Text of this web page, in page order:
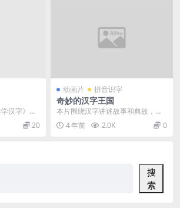
汉字》是
画有限公
20
动画片 拼音识字
奇妙的汉字王国
本片围绕汉字讲述故事和典故，介
绍其起源和演变，用生动有趣的方
式将传统的汉字表现出...
4 年前 2.0K 0
搜
索